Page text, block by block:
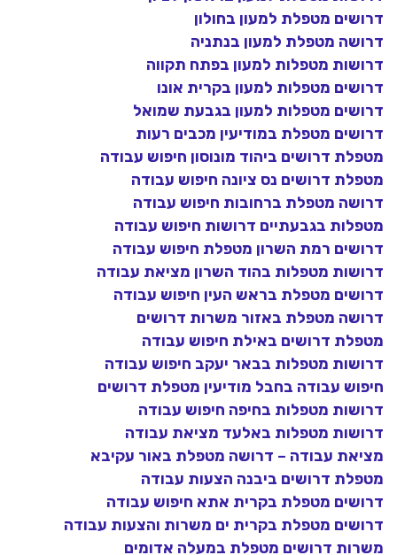
דרושים מטפלת למעון בחולון
דרושה מטפלת למעון בנתניה
דרושות מטפלות למעון בפתח תקווה
דרושים מטפלות למעון בקרית אונו
דרושים מטפלות למעון בגבעת שמואל
דרושים מטפלת במודיעין מכבים רעות
מטפלת דרושים ביהוד מונוסון חיפוש עבודה
מטפלת דרושים נס ציונה חיפוש עבודה
דרושה מטפלת ברחובות חיפוש עבודה
מטפלות בגבעתיים דרושות חיפוש עבודה
דרושים רמת השרון מטפלת חיפוש עבודה
דרושות מטפלות בהוד השרון מציאת עבודה
דרושים מטפלת בראש העין חיפוש עבודה
דרושה מטפלת באזור משרות דרושים
מטפלת דרושים באילת חיפוש עבודה
דרושות מטפלות בבאר יעקב חיפוש עבודה
חיפוש עבודה בחבל מודיעין מטפלת דרושים
דרושות מטפלות בחיפה חיפוש עבודה
דרושות מטפלות באלעד מציאת עבודה
מציאת עבודה – דרושה מטפלת באור עקיבא
מטפלת דרושים ביבנה הצעות עבודה
דרושים מטפלת בקרית אתא חיפוש עבודה
דרושים מטפלת בקרית ים משרות והצעות עבודה
משרות דרושים מטפלת במעלה אדומים